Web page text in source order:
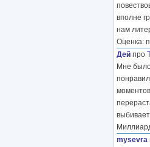
вполне
нам
Оценка:
Дей про
Мне
mysevra